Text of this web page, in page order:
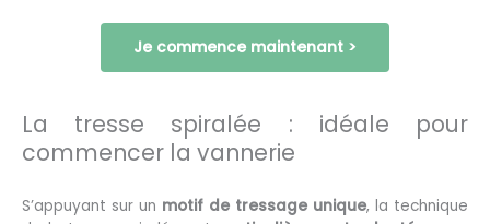
Je commence maintenant >
La tresse spiralée : idéale pour
commencer la vannerie
S’appuyant sur un motif de tressage unique, la technique